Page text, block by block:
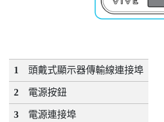
1 頭戴式顯示器傳輸線連接埠
2 電源按鈕
3 電源連接埠